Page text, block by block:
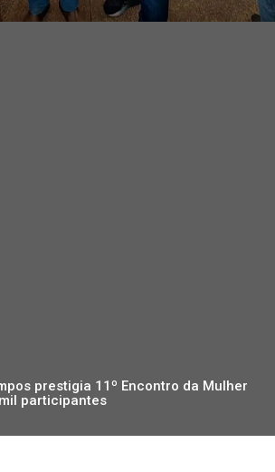
prestigia 11º Encontro da Mulher
participantes